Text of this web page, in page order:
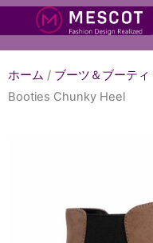
ホーム / ブーツ＆ブーティ
Booties Chunky Heel